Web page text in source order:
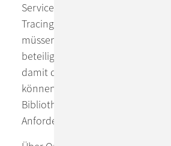
Service-Aufrufe weitergegeben
Tracing-Log-Events hinterlegt
müssen diese Tracing-Logs auch
beteiligten Services zentral
damit die Aufrufhierarchien
können. Bei Verwendung von
Bibliotheken oder Services stellt
Anforderungen an diese.